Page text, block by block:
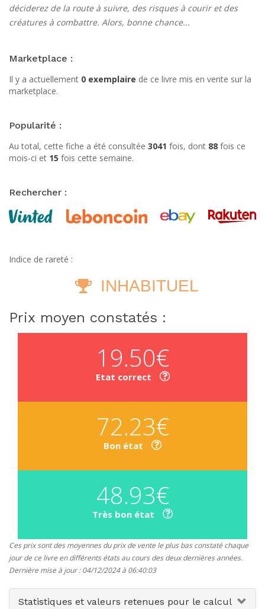
déciderez de la route à suivre, des risques à courir et des
créatures à combattre. Alors, bonne chance...
Marketplace :
Il y a actuellement 0 exemplaire de ce livre mis en vente sur la
marketplace.
Popularité :
Au total, cette fiche a été consultée 3041 fois, dont 88 fois ce
mois-ci et 15 fois cette semaine.
Rechercher :
Indice de rareté :
INHABITUEL
Prix moyen constatés :
19.50€
Etat correct
72.23€
Bon état
48.93€
Très bon état
Ces prix sont des moyennes du prix de vente le plus bas constaté chaque
jour de ce livre en différents états au cours des deux dernières années.
Dernière mise à jour : 04/12/2024 à 06:40:03
Statistiques et valeurs retenues pour le calcul